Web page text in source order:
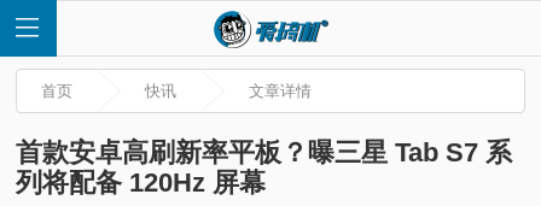
首页 快讯 文章详情
首款安卓高刷新率平板？曝三星 Tab S7 系
列将配备 120Hz 屏幕